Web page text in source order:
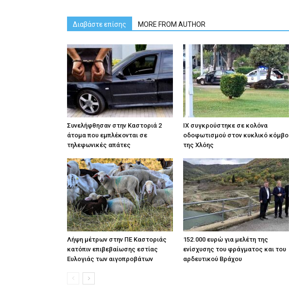
Διαβάστε επίσης MORE FROM AUTHOR
Συνελήφθησαν στην Καστοριά 2
άτομα που εμπλέκονται σε
τηλεφωνικές απάτες
ΙΧ συγκρούστηκε σε κολόνα
οδοφωτισμού στον κυκλικό κόμβο
της Χλόης
Λήψη μέτρων στην ΠΕ Καστοριάς
κατόπιν επιβεβαίωσης εστίας
Ευλογιάς των αιγοπροβάτων
152.000 ευρώ για μελέτη της
ενίσχυσης του φράγματος και του
αρδευτικού Βράχου